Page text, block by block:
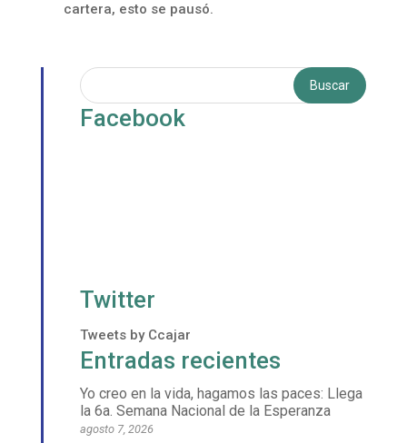
cartera, esto se pausó.
Facebook
Twitter
Tweets by Ccajar
Entradas recientes
Yo creo en la vida, hagamos las paces: Llega
la 6a. Semana Nacional de la Esperanza
agosto 7, 2026